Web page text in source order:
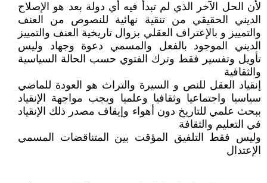
لأن الحل الآخر الذي لم تبدأ فيه أي دولة بعد هو الإصلاح
الديني الحقيقي من تنقية نهائية للنصوص من العنف
والتمييز و بالإعتراف العقلي بزوال تاريخية العنف والتمييز
الديني الموجود بالفعل والمسمي دعوة وجهاد وليس
تأويل وتفسير فقط وترك الفتوي حسب الحالة السياسية
والثقافية
إنقياد العقل للنص و السيرة والتراث هو العودة للماضي
سياسيا واجتماعيا وثقافيا وعلميا ويجب مواجهة الإنقياد
ببحث علمي للتاريخ دون أهواء وإيقاف مصدر ذلك الإنقياد
في التعليم والثقافة
وليس فقط التلفيق المؤقت بين المتناقضات المسمي
الإعتدال